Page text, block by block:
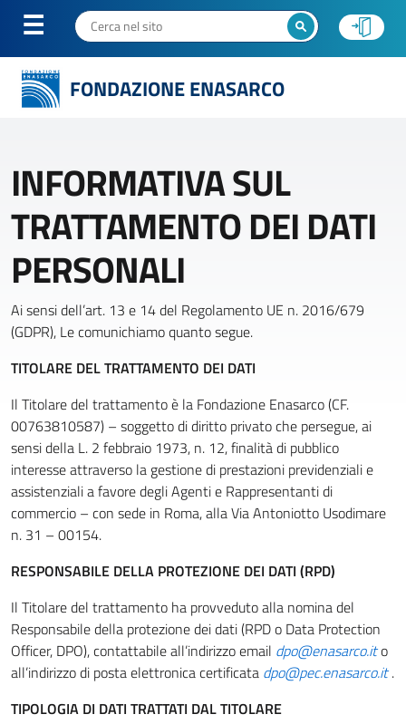
FONDAZIONE ENASARCO
INFORMATIVA SUL
TRATTAMENTO DEI DATI
PERSONALI
Ai sensi dell’art. 13 e 14 del Regolamento UE n. 2016/679
(GDPR), Le comunichiamo quanto segue.
TITOLARE DEL TRATTAMENTO DEI DATI
Il Titolare del trattamento è la Fondazione Enasarco (CF.
00763810587) – soggetto di diritto privato che persegue, ai
sensi della L. 2 febbraio 1973, n. 12, finalità di pubblico
interesse attraverso la gestione di prestazioni previdenziali e
assistenziali a favore degli Agenti e Rappresentanti di
commercio – con sede in Roma, alla Via Antoniotto Usodimare
n. 31 – 00154.
RESPONSABILE DELLA PROTEZIONE DEI DATI (RPD)
Il Titolare del trattamento ha provveduto alla nomina del
Responsabile della protezione dei dati (RPD o Data Protection
Officer, DPO), contattabile all’indirizzo email dpo@enasarco.ito
all’indirizzo di posta elettronica certificata dpo@pec.enasarco.it.
TIPOLOGIA DI DATI TRATTATI DAL TITOLARE